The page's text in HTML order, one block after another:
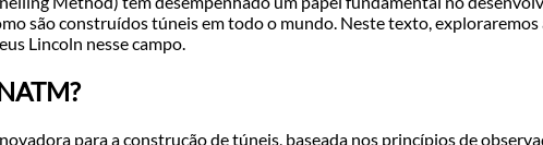
são construídos túneis em todo o mundo. Neste texto,
Lincoln nesse campo.
para a construção de túneis, baseada nos princípios de